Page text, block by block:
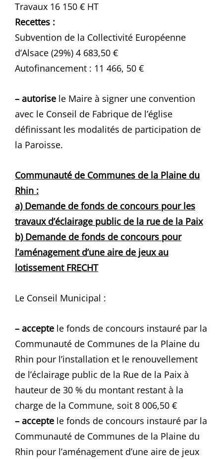
Travaux 16 150 € HT
Recettes :
Subvention de la Collectivité Européenne
d’Alsace (29%) 4 683,50 €
Autofinancement : 11 466, 50 €
– autorise le Maire à signer une convention
avec le Conseil de Fabrique de l’église
définissant les modalités de participation de
la Paroisse.
Communauté de Communes de la Plaine du
Rhin :
a) Demande de fonds de concours pour les
travaux d’éclairage public de la rue de la Paix
b) Demande de fonds de concours pour
l’aménagement d’une aire de jeux au
lotissement FRECHT
Le Conseil Municipal :
– accepte le fonds de concours instauré par la
Communauté de Communes de la Plaine du
Rhin pour l’installation et le renouvellement
de l’éclairage public de la Rue de la Paix à
hauteur de 30 % du montant restant à la
charge de la Commune, soit 8 006,50 €
– accepte le fonds de concours instauré par la
Communauté de Communes de la Plaine du
Rhin pour l’aménagement d’une aire de jeux